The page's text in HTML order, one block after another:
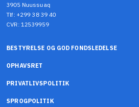
3905 Nuussuaq
Tlf: +299 38 39 40
CVR: 12539959
BESTYRELSE OG GOD FONDSLEDELSE
OPHAVSRET
PRIVATLIVSPOLITIK
SPROGPOLITIK